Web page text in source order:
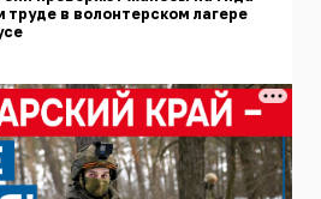
труде в волонтерском лагере